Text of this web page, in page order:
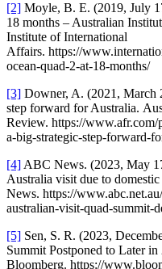
[2] Moyle, B. E. (2019, July
18 months – Australian
Institute of International
Affairs. https://
ocean-quad-2-at-18-months/
[3] Downer, A. (2021, March
step forward for Australia.
Review. https://
a-big-strategic-step-forward-
[4] ABC News. (2023, May
Australia visit due to
News. https://
australian-visit-quad-summit-
[5] Sen, S. R. (2023,
Summit Postponed to Later in
Bloomberg. https://